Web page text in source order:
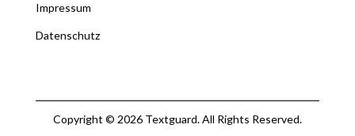
Impressum
Datenschutz
Copyright © 2026 Textguard. All Rights Reserved.